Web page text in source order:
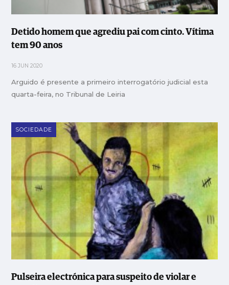
Detido homem que agrediu pai com cinto. Vítima
tem 90 anos
16 JUN 2020
Arguido é presente a primeiro interrogatório judicial esta
quarta-feira, no Tribunal de Leiria
SOCIEDADE
Pulseira electrónica para suspeito de violar e